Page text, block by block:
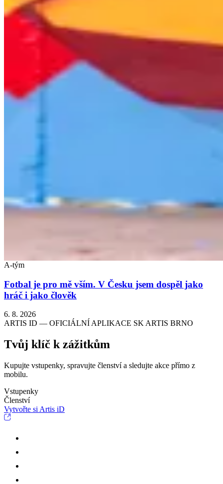
A-tým
Fotbal je pro mě vším. V Česku jsem dospěl jako
hráč i jako člověk
6. 8. 2026
ARTIS ID — OFICIÁLNÍ APLIKACE SK ARTIS BRNO
Tvůj klíč k zážitkům
Kupujte vstupenky, spravujte členství a sledujte akce přímo z
mobilu.
Vstupenky
Členství
Vytvořte si Artis iD